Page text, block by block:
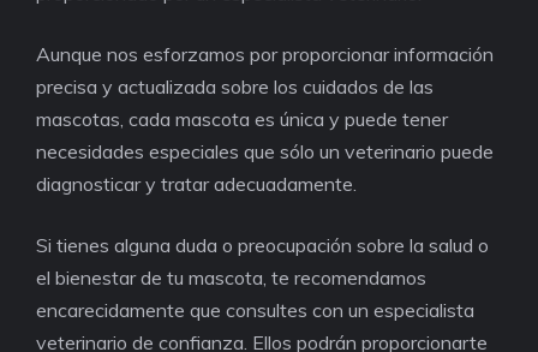
Aunque nos esforzamos por proporcionar información
precisa y actualizada sobre los cuidados de las
mascotas, cada mascota es única y puede tener
necesidades especiales que sólo un veterinario puede
diagnosticar y tratar adecuadamente.
Si tienes alguna duda o preocupación sobre la salud o
el bienestar de tu mascota, te recomendamos
encarecidamente que consultes con un especialista
veterinario de confianza. Ellos podrán proporcionarte